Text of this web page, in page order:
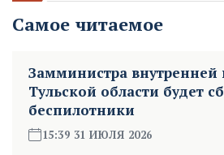
Самое читаемое
Замминистра внутренней
Тульской области будет
беспилотники
15:39 31 ИЮЛЯ 2026